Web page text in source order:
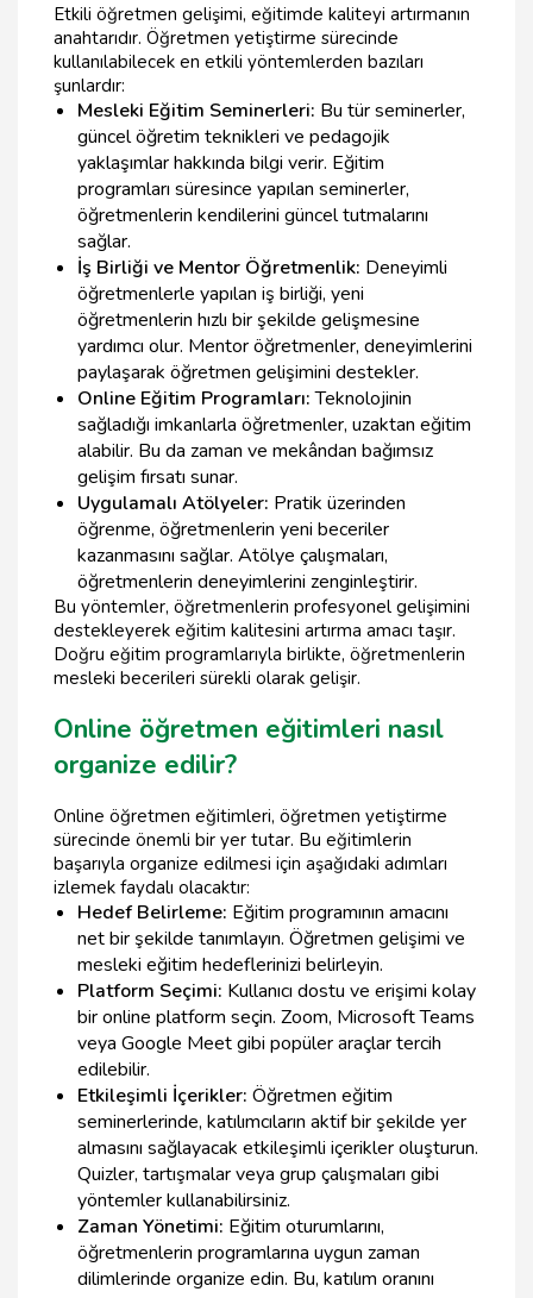
Etkili öğretmen gelişimi, eğitimde kaliteyi artırmanın
anahtarıdır. Öğretmen yetiştirme sürecinde
kullanılabilecek en etkili yöntemlerden bazıları
şunlardır:
Mesleki Eğitim Seminerleri: Bu tür seminerler,
güncel öğretim teknikleri ve pedagojik
yaklaşımlar hakkında bilgi verir. Eğitim
programları süresince yapılan seminerler,
öğretmenlerin kendilerini güncel tutmalarını
sağlar.
İş Birliği ve Mentor Öğretmenlik: Deneyimli
öğretmenlerle yapılan iş birliği, yeni
öğretmenlerin hızlı bir şekilde gelişmesine
yardımcı olur. Mentor öğretmenler, deneyimlerini
paylaşarak öğretmen gelişimini destekler.
Online Eğitim Programları:Teknolojinin
sağladığı imkanlarla öğretmenler, uzaktan eğitim
alabilir. Bu da zaman ve mekândan bağımsız
gelişim fırsatı sunar.
Uygulamalı Atölyeler: Pratik üzerinden
öğrenme, öğretmenlerin yeni beceriler
kazanmasını sağlar. Atölye çalışmaları,
öğretmenlerin deneyimlerini zenginleştirir.
Bu yöntemler, öğretmenlerin profesyonel gelişimini
destekleyerek eğitim kalitesini artırma amacı taşır.
Doğru eğitim programlarıyla birlikte, öğretmenlerin
mesleki becerileri sürekli olarak gelişir.
Online öğretmen eğitimleri nasıl
organize edilir?
Online öğretmen eğitimleri, öğretmen yetiştirme
sürecinde önemli bir yer tutar. Bu eğitimlerin
başarıyla organize edilmesi için aşağıdaki adımları
izlemek faydalı olacaktır:
Hedef Belirleme: Eğitim programının amacını
net bir şekilde tanımlayın. Öğretmen gelişimi ve
mesleki eğitim hedeflerinizi belirleyin.
Platform Seçimi: Kullanıcı dostu ve erişimi kolay
bir online platform seçin. Zoom, Microsoft Teams
veya Google Meet gibi popüler araçlar tercih
edilebilir.
Etkileşimli İçerikler: Öğretmen eğitim
seminerlerinde, katılımcıların aktif bir şekilde yer
almasını sağlayacak etkileşimli içerikler oluşturun.
Quizler, tartışmalar veya grup çalışmaları gibi
yöntemler kullanabilirsiniz.
Zaman Yönetimi: Eğitim oturumlarını,
öğretmenlerin programlarına uygun zaman
dilimlerinde organize edin. Bu, katılım oranını